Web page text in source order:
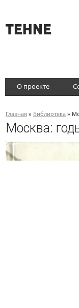
О проекте
Главная » Библиотека »
Москва: